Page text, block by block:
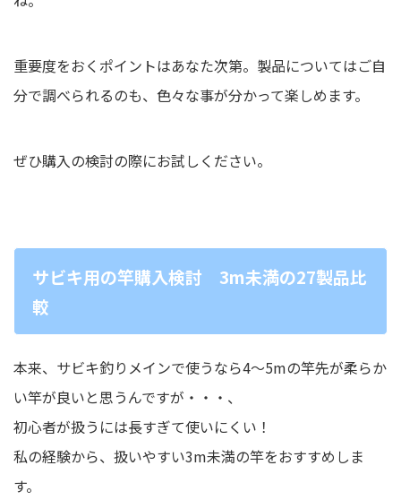
重要度をおくポイントはあなた次第。製品についてはご自
分で調べられるのも、色々な事が分かって楽しめます。
ぜひ購入の検討の際にお試しください。
サビキ用の竿購入検討 3m未満の27製品比
較
本来、サビキ釣りメインで使うなら4～5mの竿先が柔らか
い竿が良いと思うんですが・・・、
初心者が扱うには長すぎて使いにくい！
私の経験から、扱いやすい3m未満の竿をおすすめしま
す。